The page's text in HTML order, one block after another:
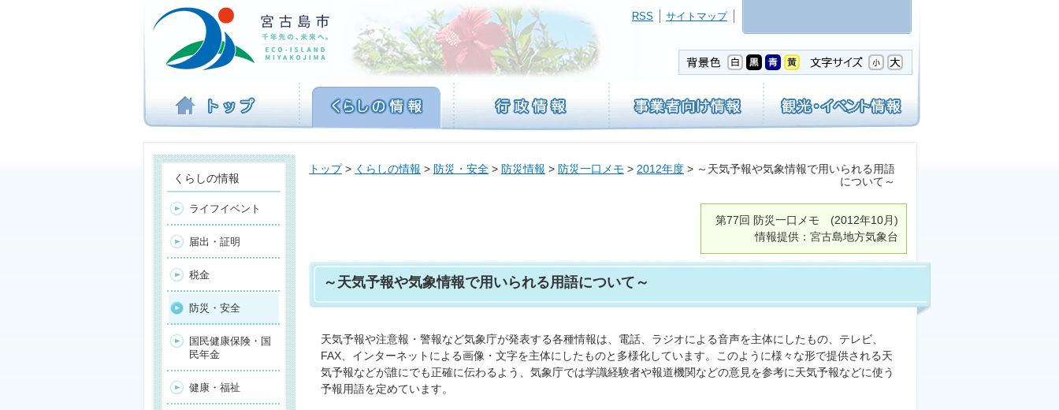
ビ
を
ば
す
サイトマップ
RSS
トップ> くらしの情報 > 防災・安全 > 防災情報 > 防災一口メモ > 2012年度 > ～天気予報や気象情報で用いられる用語
について～
第77回 防災一口メモ (2012年10月)
情報提供：宮古島地方気象台
～天気予報や気象情報で用いられる用語について～
天気予報や注意報・警報など気象庁が発表する各種情報は、電話、ラジオによる音声を主体にしたもの、テレビ、
FAX、インターネットによる画像・文字を主体にしたものと多様化しています。このように様々な形で提供される天
気予報などが誰にでも正確に伝わるよう、気象庁では学識経験者や報道機関などの意見を参考に天気予報などに使う
予報用語を定めています。
くらしの情報
ライフイベント
届出・証明
税金
防災・安全
国民健康保険・国
民年金
健康・福祉